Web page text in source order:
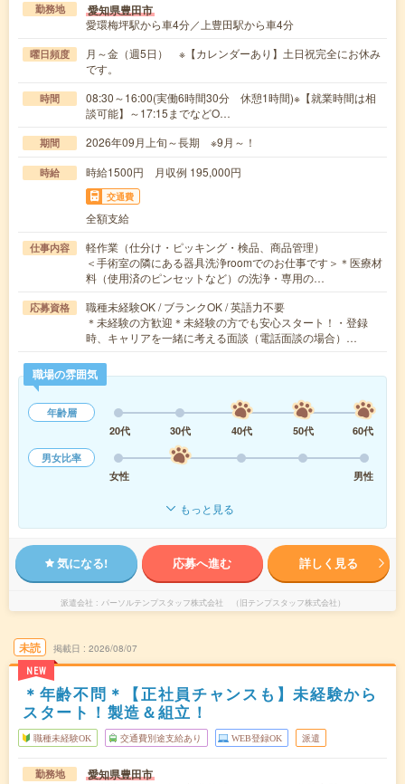
勤務地 愛知県豊田市
愛環梅坪駅から車4分／上豊田駅から車4分
曜日頻度
月～金（週5日） ※【カレンダーあり】土日祝完全にお休み
です。
時間
08:30～16:00(実働6時間30分 休憩1時間)※【就業時間は相
談可能】～17:15までなどO…
期間 2026年09月上旬～長期 ※9月～！
時給 時給1500円 月収例 195,000円
交通費
全額支給
仕事内容
軽作業（仕分け・ピッキング・検品、商品管理）
＜手術室の隣にある器具洗浄roomでのお仕事です＞＊医療材
料（使用済のピンセットなど）の洗浄・専用の…
応募資格
職種未経験OK / ブランクOK / 英語力不要
＊未経験の方歓迎＊未経験の方でも安心スタート！・登録
時、キャリアを一緒に考える面談（電話面談の場合）…
職場の雰囲気
年齢層
20代
30代 40代 50代
60代
男女比率
女性
男性
もっと見る
気になる! 応募へ進む 詳しく見る
派遣会社 パーソルテンプスタッフ株式会社 （旧テンプスタッフ株式会社）
未読
NEW
掲載日 2026/08/07
＊年齢不問＊【正社員チャンスも】未経験から
スタート！製造＆組立！
職種未経験OK 交通費別途支給あり WEB登録OK 派遣
勤務地 愛知県豊田市